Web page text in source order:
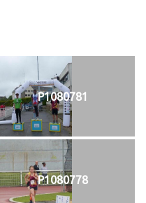
P1080781
P1080778